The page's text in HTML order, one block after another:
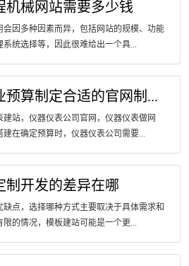
机械网站需要多少钱
因多种因素而异，包括网站的规模、功能
统选择等，因此很难给出一个具...
预算制定合适的官网制...
站，仪器仪表公司官网，仪器仪表做网
在确定预算时，仪器仪表公司需要...
制开发的差异在哪
点，选择哪种方式主要取决于具体需求和
的情况，模板建站可能是一个更...